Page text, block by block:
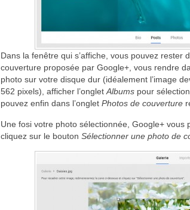
Dans la fenêtre qui s’affiche, vous pouvez rester
couverture proposée par Google+, vous rendre
photo sur votre disque dur (idéalement l’image
562 pixels), afficher l’onglet Albums pour
pouvez enfin dans l’onglet Photos de couverture
Une fosi votre photo sélectionnée, Google+
cliquez sur le bouton Sélectionner une photo de